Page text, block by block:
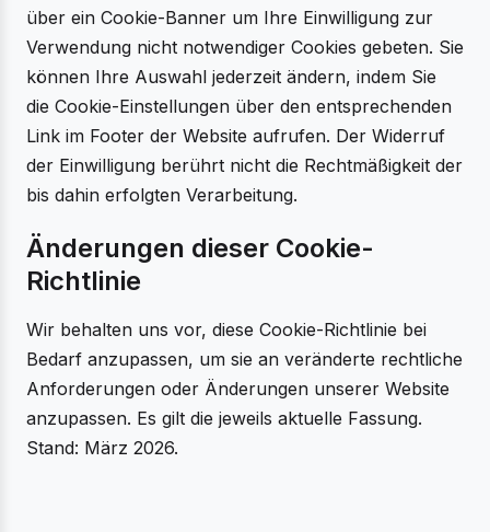
über ein Cookie-Banner um Ihre Einwilligung zur
Verwendung nicht notwendiger Cookies gebeten. Sie
können Ihre Auswahl jederzeit ändern, indem Sie
die Cookie-Einstellungen über den entsprechenden
Link im Footer der Website aufrufen. Der Widerruf
der Einwilligung berührt nicht die Rechtmäßigkeit der
bis dahin erfolgten Verarbeitung.
Änderungen dieser Cookie-
Richtlinie
Wir behalten uns vor, diese Cookie-Richtlinie bei
Bedarf anzupassen, um sie an veränderte rechtliche
Anforderungen oder Änderungen unserer Website
anzupassen. Es gilt die jeweils aktuelle Fassung.
Stand: März 2026.